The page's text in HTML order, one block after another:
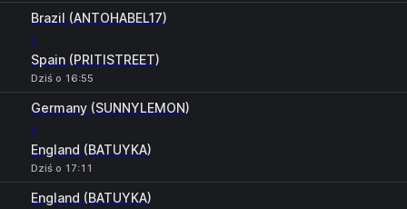
Brazil (ANTOHABEL17)
-
Spain (PRITISTREET)
Dziś o 16:55
Germany (SUNNYLEMON)
-
England (BATUYKA)
Dziś o 17:11
England (BATUYKA)